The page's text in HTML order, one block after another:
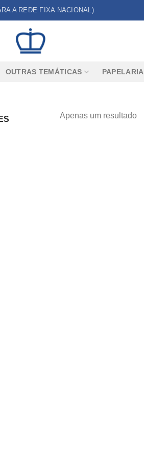
A REDE FIXA NACIONAL)
OUTRAS TEMÁTICAS PAPELARIA
Apenas um resultado